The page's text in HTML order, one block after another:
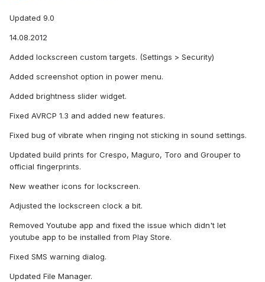
Updated 9.0
14.08.2012
Added lockscreen custom targets. (Settings > Security)
Added screenshot option in power menu.
Added brightness slider widget.
Fixed AVRCP 1.3 and added new features.
Fixed bug of vibrate when ringing not sticking in sound settings.
Updated build prints for Crespo, Maguro, Toro and Grouper to
official fingerprints.
New weather icons for lockscreen.
Adjusted the lockscreen clock a bit.
Removed Youtube app and fixed the issue which didn't let
youtube app to be installed from Play Store.
Fixed SMS warning dialog.
Updated File Manager.